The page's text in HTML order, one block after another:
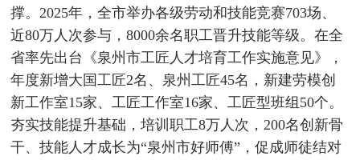
撑。2025年，全市举办各级劳动和技能竞赛703场、
近80万人次参与，8000余名职工晋升技能等级。在全
省率先出台《泉州市工匠人才培育工作实施意见》，
年度新增大国工匠2名、泉州工匠45名，新建劳模创
新工作室15家、工匠工作室16家、工匠型班组50个。
夯实技能提升基础，培训职工8万人次，200名创新骨
干、技能人才成长为“泉州市好师傅”，促成师徒结对